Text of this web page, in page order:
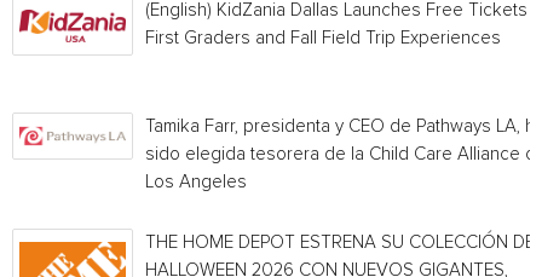
(English) KidZania Dallas Launches Free Tickets
First Graders and Fall Field Trip Experiences
Tamika Farr, presidenta y CEO de Pathways LA,
sido elegida tesorera de la Child Care Alliance of
Los Angeles
THE HOME DEPOT ESTRENA SU COLECCIÓN DE
HALLOWEEN 2026 CON NUEVOS GIGANTES,